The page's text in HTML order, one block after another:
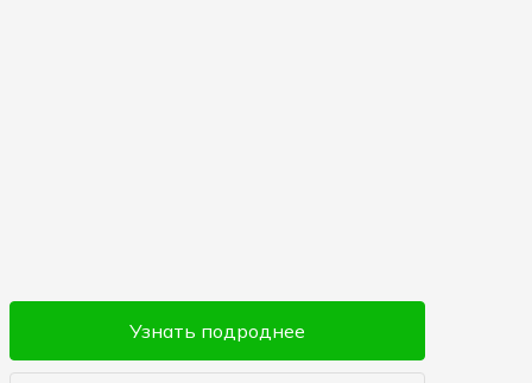
Узнать подроднее